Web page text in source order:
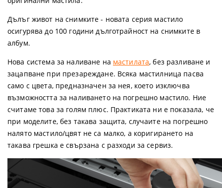
Дълъг живот на снимките - новата серия мастило
осигурява до 100 години дълготрайност на снимките в
албум.
Нова система за наливане на мастилата, без разливане и
зацапване при презареждане. Всяка мастилница пасва
само с цвета, предназначен за нея, което изключва
възможността за наливането на погрешно мастило. Ние
считаме това за голям плюс. Практиката ни е показала, че
при моделите, без такава защита, случаите на погрешно
налято мастило/цвят не са малко, а коригирането на
такава грешка е свързана с разходи за сервиз.